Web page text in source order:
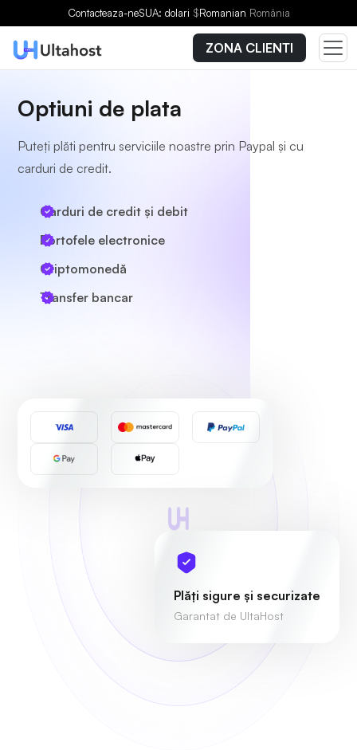
Contacteaza-neSUA: dolari $Romanian România
ZONA CLIENTI
Optiuni de plata
Puteți plăti pentru serviciile noastre prin Paypal și cu
carduri de credit.
Carduri de credit și debit
Portofele electronice
Criptomonedă
Transfer bancar
Plăți sigure și securizate
Garantat de UltaHost